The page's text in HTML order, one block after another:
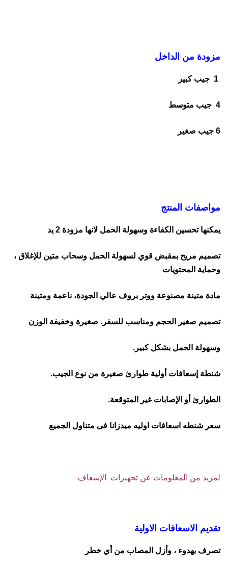
مزودة من الداخل
4 جيب متوسط
6 جيب صغير
مواصفات المنتج
يمكنها تحسين الكفاءة وسهولة الحمل لانها مزودة 2 يد
تصميم مريح بمقبض قوي لسهولة الحمل وسحاب متين للإغلاق ،
وحماية المحتويات
مادة متينة مصنوعة ووتر بروف عالي الجودة، ناعمة ومتينة
تصميم صغير الحجم ومناسب للسفر. صغيرة وخفيفة الوزن
وسهولة الحمل بشكل كبير.
شنطة إسعافات أولية طوارئ صغيرة من نوع الجيب.
الطوارئ أو الإصابات غير المتوقعة.
سعر شنطه اسعافات اوليه ميدزانا فى متناول الجميع
لمزيد من المعلومات عن تجهيزات الإسعاف
تقديم الاسعافات الاولية
تصرف بهدوء ، وأزل المصاب من أي خطر